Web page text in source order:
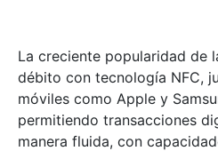
La creciente popularidad de
débito con tecnología NFC,
móviles como Apple y
permitiendo transacciones
manera fluida, con